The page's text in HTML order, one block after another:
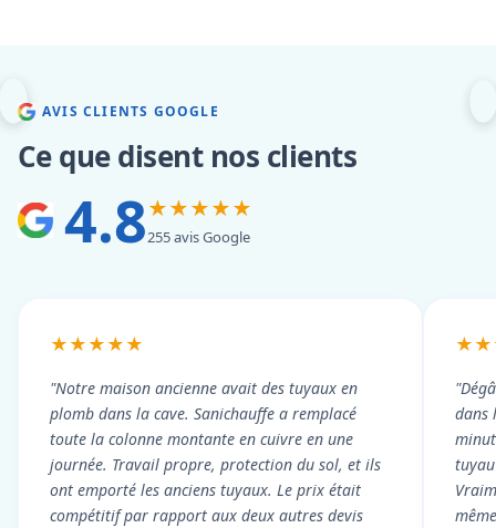
AVIS CLIENTS GOOGLE
Ce que disent nos clients
4.8★★★★★
255 avis Google
★★★★★
"Notre maison ancienne avait des tuyaux en
plomb dans la cave. Sanichauffe a remplacé
toute la colonne montante en cuivre en une
journée. Travail propre, protection du sol, et ils
ont emporté les anciens tuyaux. Le prix était
compétitif par rapport aux deux autres devis
dans